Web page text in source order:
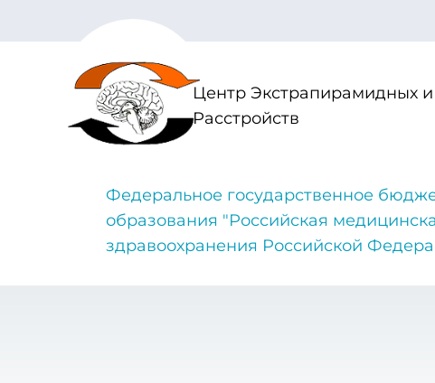
Центр Экстрапирамидных
Расстройств
Федеральное государственное
образования "Российская
здравоохранения Российской